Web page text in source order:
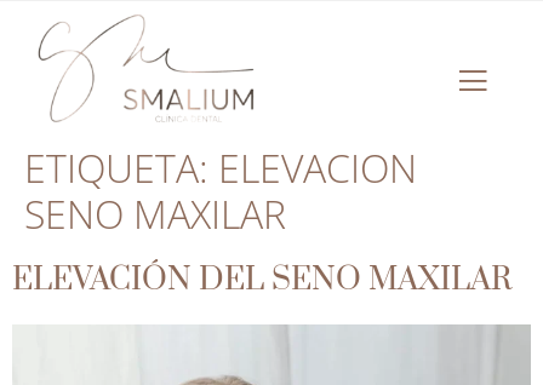
ETIQUETA: ELEVACION
SENO MAXILAR
ELEVACIÓN DEL SENO MAXILAR